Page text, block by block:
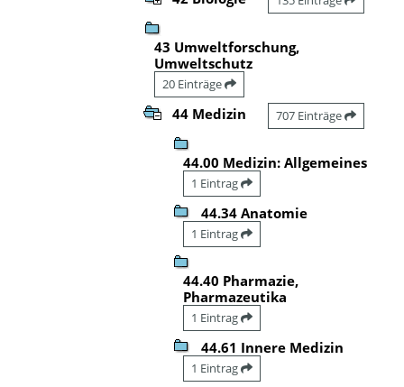
43 Umweltforschung,
Umweltschutz
20 Einträge
44 Medizin 707 Einträge
44.00 Medizin: Allgemeines
1 Eintrag
44.34 Anatomie
1 Eintrag
44.40 Pharmazie,
Pharmazeutika
1 Eintrag
44.61 Innere Medizin
1 Eintrag